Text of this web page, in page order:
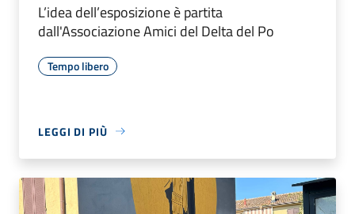
L’idea dell’esposizione è partita
dall'Associazione Amici del Delta del Po
Tempo libero
LEGGI DI PIÙ